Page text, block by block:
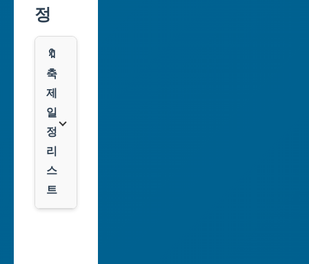
역
주
광
역
시
대
전
광
레
쿠
팡
클
룩
정
🔖
축
제
일
정
리
스
트